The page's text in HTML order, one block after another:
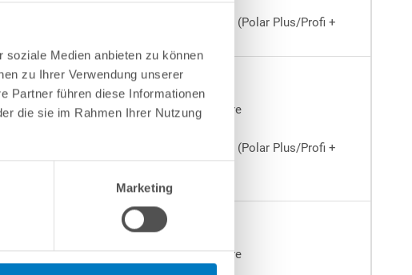
Medien anbieten zu können
zu Ihrer Verwendung unserer
Partner führen diese Informationen
die sie im Rahmen Ihrer Nutzung
Marketing
Sicherheits-Winterabdeckungen (Polar Plus/Profi +
Solarabdeckung
Sicherheits-Stangenabdeckung
Ganzjahresabdeckung Polar Pure
Sicherheits-Winterabdeckungen (Polar Plus/Profi +
Überdachung
Solarabdeckung
Sicherheits-Stangenabdeckung
Ganzjahresabdeckung Polar Pure